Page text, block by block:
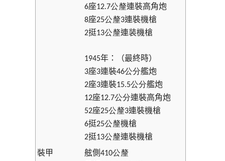
6座12.7公釐連裝高角炮
8座25公釐3連裝機槍
2挺13公釐連装機槍
1945年：（最終時）
3座3連裝46公分艦炮
2座3連裝15.5公分艦炮
12座12.7公分連裝高角炮
52座25公釐3連裝機槍
6挺25公釐機槍
2挺13公釐連裝機槍
裝甲
舷側410公釐